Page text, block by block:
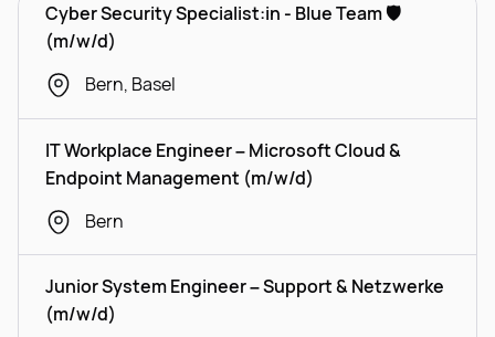
Cyber Security Specialist:in - Blue Team 🛡️
(m/w/d)
Bern, Basel
IT Workplace Engineer – Microsoft Cloud &
Endpoint Management (m/w/d)
Bern
Junior System Engineer – Support & Netzwerke
(m/w/d)